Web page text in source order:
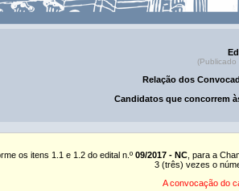
(Publicado
Relação dos
Candidatos que concorrem
os itens 1.1 e 1.2 do edital n.º 09/2017 - NC , para a
3 (três) vezes o
A convocação do